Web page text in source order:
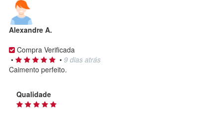
Alexandre A.
Compra Verificada
•
• 9 dias atrás
Caimento perfeito.
Qualidade